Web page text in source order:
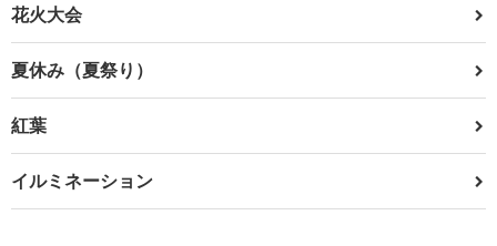
花火大会
夏休み（夏祭り）
紅葉
イルミネーション